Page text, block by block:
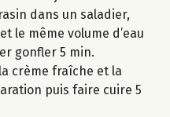
dans un saladier,
le même volume d’eau
gonfler 5 min.
crème fraîche et la
puis faire cuire 5